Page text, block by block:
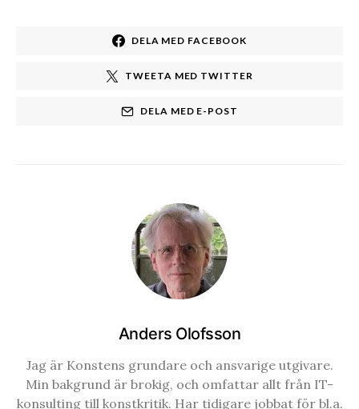
DELA MED FACEBOOK
TWEETA MED TWITTER
DELA MED E-POST
Anders Olofsson
Jag är Konstens grundare och ansvarige utgivare.
Min bakgrund är brokig, och omfattar allt från IT-
konsulting till konstkritik. Har tidigare jobbat för bl.a.